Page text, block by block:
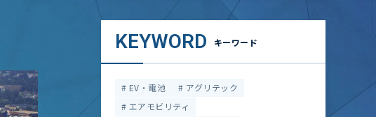
KEYWORD キーワード
EV・電池
アグリテック
エアモビリティ